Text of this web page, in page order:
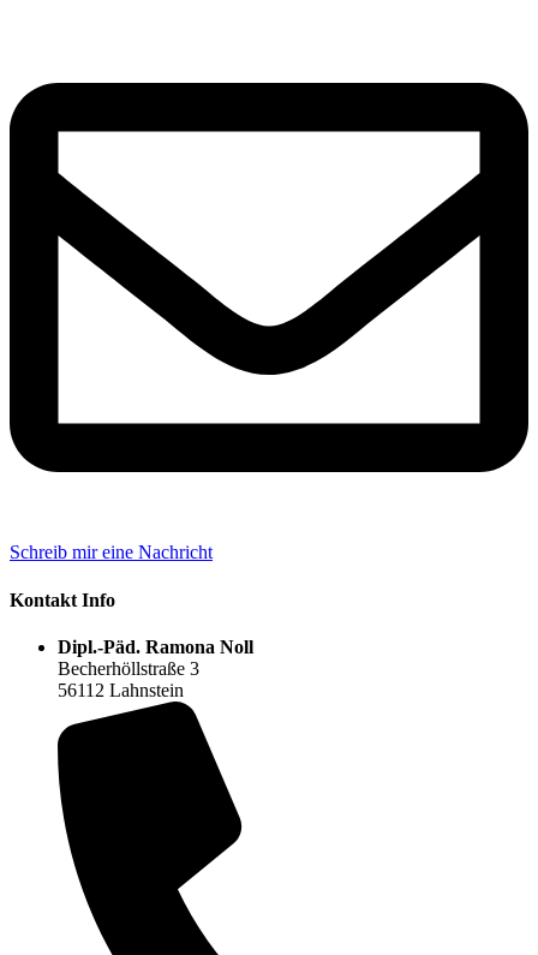
Schreib mir eine Nachricht
Kontakt Info
Dipl.-Päd. Ramona Noll
Becherhöllstraße 3
56112 Lahnstein